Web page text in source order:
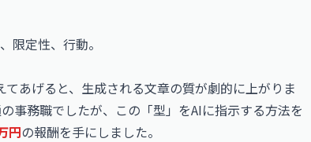
限定性、行動。
あげると、生成される文章の質が劇的に上がりま
事務職でしたが、この「型」をAIに指示する方法を
円の報酬を手にしました。